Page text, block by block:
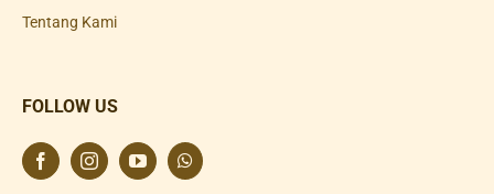
Tentang Kami
FOLLOW US